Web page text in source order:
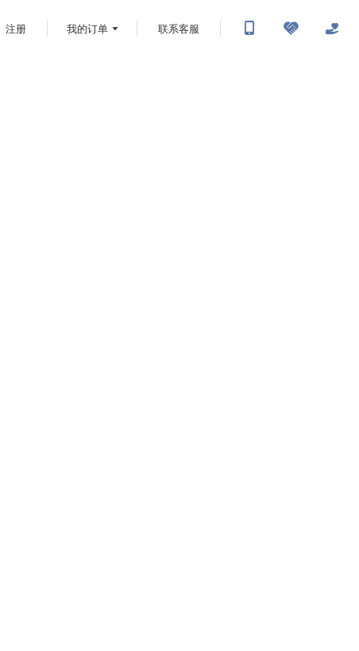
注册 我的订单 联系客服